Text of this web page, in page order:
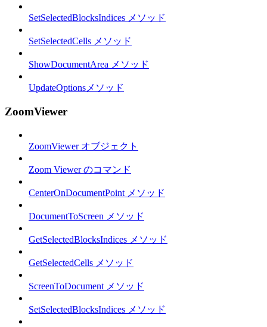
SetSelectedBlocksIndices メソッド
SetSelectedCells メソッド
ShowDocumentArea メソッド
UpdateOptionsメソッド
ZoomViewer
ZoomViewer オブジェクト
Zoom Viewer のコマンド
CenterOnDocumentPoint メソッド
DocumentToScreen メソッド
GetSelectedBlocksIndices メソッド
GetSelectedCells メソッド
ScreenToDocument メソッド
SetSelectedBlocksIndices メソッド